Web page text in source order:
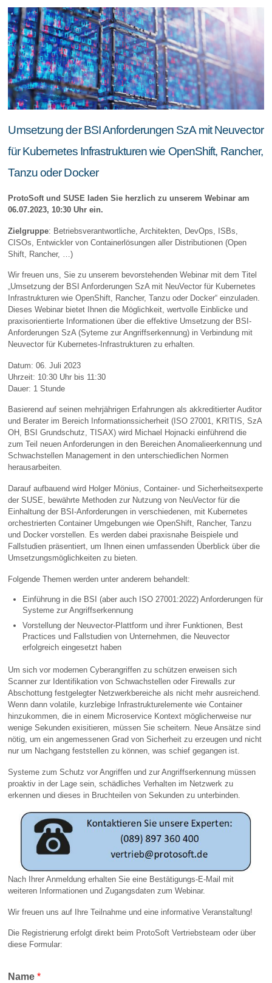
Umsetzung der BSI Anforderungen SzA mit Neuvector
für Kubernetes Infrastrukturen wie OpenShift, Rancher,
Tanzu oder Docker
ProtoSoft und SUSE laden Sie herzlich zu unserem Webinar am
06.07.2023, 10:30 Uhr ein.
Zielgruppe: Betriebsverantwortliche, Architekten, DevOps, ISBs,
CISOs, Entwickler von Containerlösungen aller Distributionen (Open
Shift, Rancher, …)
Wir freuen uns, Sie zu unserem bevorstehenden Webinar mit dem Titel
„Umsetzung der BSI Anforderungen SzA mit NeuVector für Kubernetes
Infrastrukturen wie OpenShift, Rancher, Tanzu oder Docker“ einzuladen.
Dieses Webinar bietet Ihnen die Möglichkeit, wertvolle Einblicke und
praxisorientierte Informationen über die effektive Umsetzung der BSI-
Anforderungen SzA (Syteme zur Angriffserkennung) in Verbindung mit
Neuvector für Kubernetes-Infrastrukturen zu erhalten.
Datum: 06. Juli 2023
Uhrzeit: 10:30 Uhr bis 11:30
Dauer: 1 Stunde
Basierend auf seinen mehrjährigen Erfahrungen als akkreditierter Auditor
und Berater im Bereich Informationssicherheit (ISO 27001, KRITIS, SzA
OH, BSI Grundschutz, TISAX) wird Michael Hojnacki einführend die
zum Teil neuen Anforderungen in den Bereichen Anomalieerkennung und
Schwachstellen Management in den unterschiedlichen Normen
herausarbeiten.
Darauf aufbauend wird Holger Mönius, Container- und Sicherheitsexperte
der SUSE, bewährte Methoden zur Nutzung von NeuVector für die
Einhaltung der BSI-Anforderungen in verschiedenen, mit Kubernetes
orchestrierten Container Umgebungen wie OpenShift, Rancher, Tanzu
und Docker vorstellen. Es werden dabei praxisnahe Beispiele und
Fallstudien präsentiert, um Ihnen einen umfassenden Überblick über die
Umsetzungsmöglichkeiten zu bieten.
Folgende Themen werden unter anderem behandelt:
Einführung in die BSI (aber auch ISO 27001:2022) Anforderungen für
Systeme zur Angriffserkennung
Vorstellung der Neuvector-Plattform und ihrer Funktionen, Best
Practices und Fallstudien von Unternehmen, die Neuvector
erfolgreich eingesetzt haben
Um sich vor modernen Cyberangriffen zu schützen erweisen sich
Scanner zur Identifikation von Schwachstellen oder Firewalls zur
Abschottung festgelegter Netzwerkbereiche als nicht mehr ausreichend.
Wenn dann volatile, kurzlebige Infrastrukturelemente wie Container
hinzukommen, die in einem Microservice Kontext möglicherweise nur
wenige Sekunden exisitieren, müssen Sie scheitern. Neue Ansätze sind
nötig, um ein angemessenen Grad von Sicherheit zu erzeugen und nicht
nur um Nachgang feststellen zu können, was schief gegangen ist.
Systeme zum Schutz vor Angriffen und zur Angriffserkennung müssen
proaktiv in der Lage sein, schädliches Verhalten im Netzwerk zu
erkennen und dieses in Bruchteilen von Sekunden zu unterbinden.
Nach Ihrer Anmeldung erhalten Sie eine Bestätigungs-E-Mail mit
weiteren Informationen und Zugangsdaten zum Webinar.
Wir freuen uns auf Ihre Teilnahme und eine informative Veranstaltung!
Die Registrierung erfolgt direkt beim ProtoSoft Vertriebsteam oder über
diese Formular:
Name*